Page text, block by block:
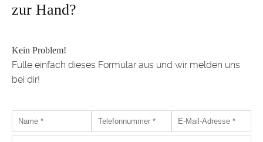
zur Hand?
Kein Problem!
Fülle einfach dieses Formular aus und wir melden uns
bei dir!